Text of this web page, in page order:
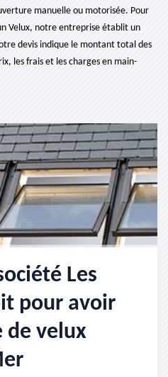
manuelle ou motorisée. Pour
Velux, notre entreprise établit un
devis indique le montant total des
les frais et les charges en main-
Les
pour avoir
de velux